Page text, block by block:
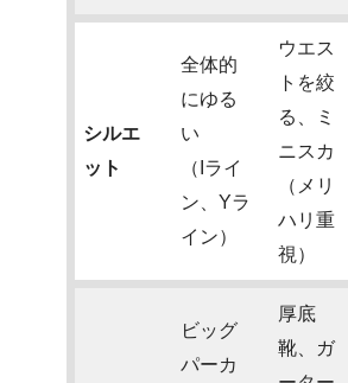
シルエ
ット
全体的
にゆる
い
（Iライ
ン、Yラ
イン）
ウエス
トを絞
る、ミ
ニスカ
（メリ
ハリ重
視）
ビッグ
パーカ
厚底
靴、ガ